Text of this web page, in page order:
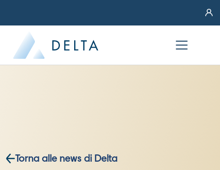
Torna alle news di Delta